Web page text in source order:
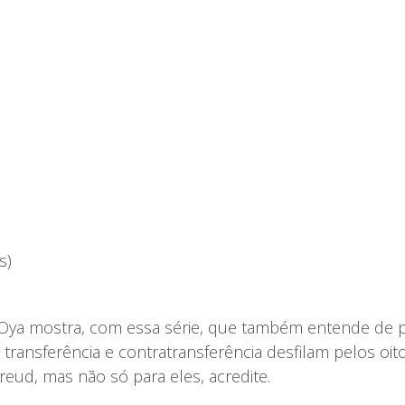
mostra, com essa série, que também entende de
e contratransferência desfilam pelos
mas não só para eles, acredite.